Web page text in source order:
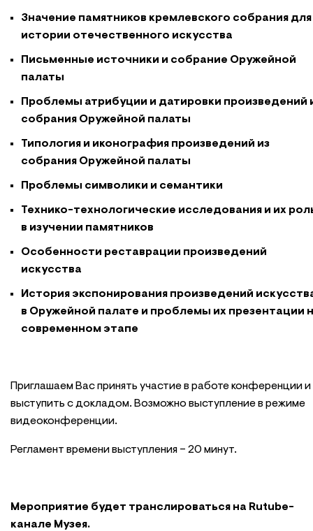
Значение памятников кремлевского собрания для
истории отечественного искусства
Письменные источники и собрание Оружейной
палаты
Проблемы атрибуции и датировки произведений
собрания Оружейной палаты
Типология и иконография произведений из
собрания Оружейной палаты
Проблемы символики и семантики
Технико-технологические исследования и их
в изучении памятников
Особенности реставрации произведений
искусства
История экспонирования произведений
в Оружейной палате и проблемы их презентации
современном этапе
Приглашаем Вас принять участие в работе конференции и
выступить с докладом. Возможно выступление в режиме
видеоконференции.
Регламент времени выступления – 20 минут.
Мероприятие будет транслироваться на Rutube-
канале Музея.